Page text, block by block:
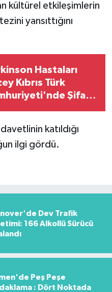
kültürel etkileşimlerin
yansıttığını
Hastaları
Kıbrıs Türk
Şifa
katıldığı
ilgi gördü.
Dev Trafik
166 Alkollü Sürücü
Peş Peşe
: Dört Noktada